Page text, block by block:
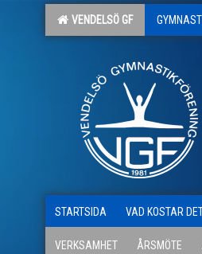
VENDELSÖ GF
STARTSIDA VAD KOSTAR
VERKSAMHET ÅRSMÖTE